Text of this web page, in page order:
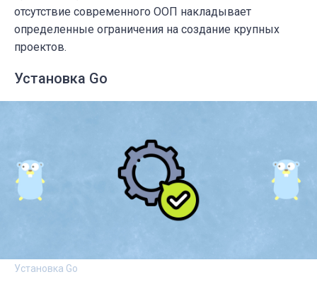
отсутствие современного ООП накладывает
определенные ограничения на создание крупных
проектов.
Установка Go
Установка Go